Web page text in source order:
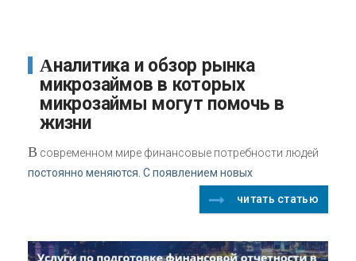
Аналитика и обзор рынка
микрозаймов в которых
микрозаймы могут помочь в
жизни
В современном мире финансовые потребности людей
постоянно меняются. С появлением новых
читать статью